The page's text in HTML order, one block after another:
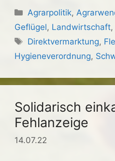
Kategorien
Agrarpolitik,
Geflügel, Landwirtschaft,
Schlagwörter
Direktvermarktung,
Hygieneverordnung,
Solidarisch
Fehlanzeige
14.07.22